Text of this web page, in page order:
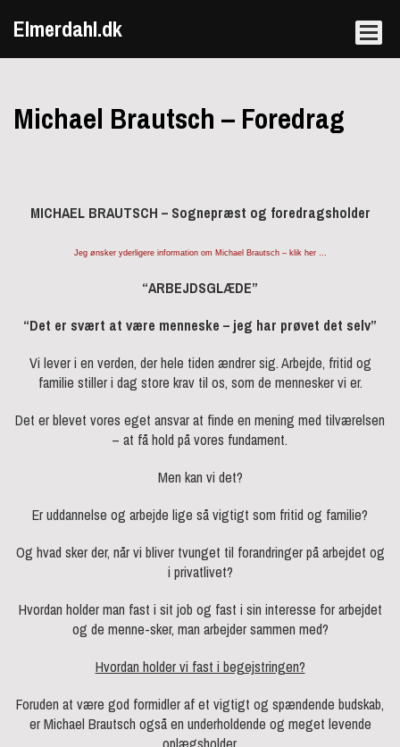
Elmerdahl.dk
Michael Brautsch – Foredrag
MICHAEL BRAUTSCH – Sognepræst og foredragsholder
Jeg ønsker yderligere information om Michael Brautsch – klik her …
“ARBEJDSGLÆDE”
“Det er svært at være menneske – jeg har prøvet det selv”
Vi lever i en verden, der hele tiden ændrer sig. Arbejde, fritid og
familie stiller i dag store krav til os, som de mennesker vi er.
Det er blevet vores eget ansvar at finde en mening med tilværelsen
– at få hold på vores fundament.
Men kan vi det?
Er uddannelse og arbejde lige så vigtigt som fritid og familie?
Og hvad sker der, når vi bliver tvunget til forandringer på arbejdet og
i privatlivet?
Hvordan holder man fast i sit job og fast i sin interesse for arbejdet
og de menne-sker, man arbejder sammen med?
Hvordan holder vi fast i begejstringen?
Foruden at være god formidler af et vigtigt og spændende budskab,
er Michael Brautsch også en underholdende og meget levende